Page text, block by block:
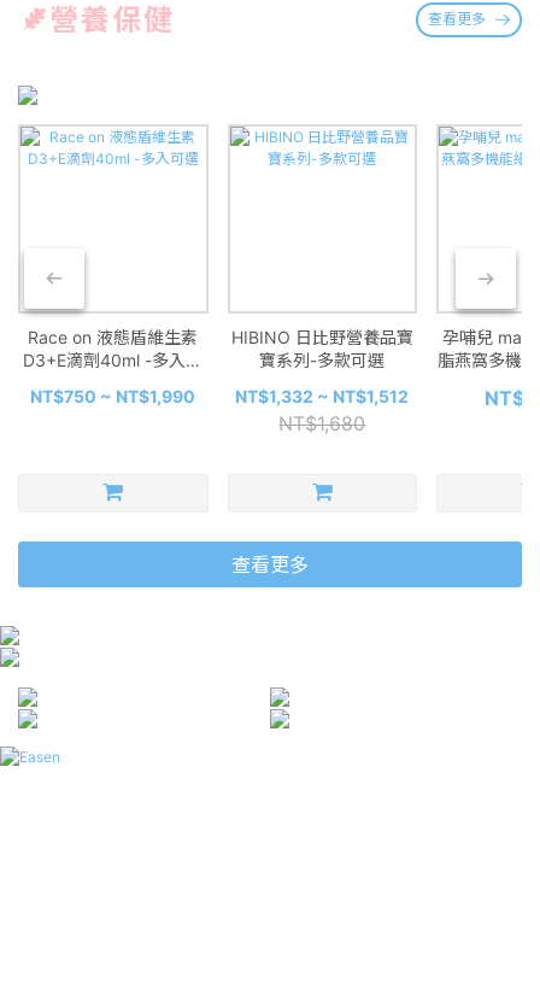
營養保健 查看更多
Race on 液態盾維生素
D3+E滴劑40ml -多入可
NT$750 ~ NT$1,990
HIBINO 日比野營養品寶
寶系列-多款可選
NT$1,332 ~ NT$1,512
NT$1,680
孕哺兒
脂燕窩多機
查看更多